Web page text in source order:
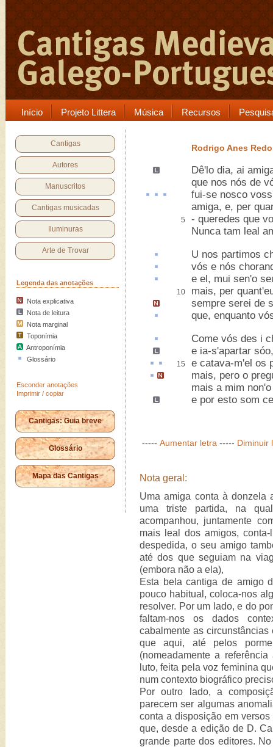
Início Projeto Littera Música Recursos
Cantigas
Autores
Manuscritos
Cantigas musicadas
Iluminuras
Arte de Trovar
Legenda das anotações
Nota explicativa
Nota de leitura
Nota marginal
Toponímia
Antroponímia
Glossário
Esconder anotações
Imprimir / copiar
Cantigas: Guia breve
Glossário
Mapa das Cantigas
Rodrigo Anes
Dê'lo dia, ai
que nos nós de
fui-se nosco
amiga, e, per
5
- queredes que
Nunca tam leal
U nos partimos
vós e nós
e el, mui sen'o
10
mais, per
sempre serei de
que, enquanto
Come vós des i
e ia-s'apartar sóo,
15 e catava-m'el os
mais, pero o
mais a mim
e por esto som
----- Aumentar letra ----- Diminuir
Nota geral:
Uma amiga conta à donzela
uma triste partida, na
acompanhou, juntamente
mais leal dos amigos,
despedida, o seu amigo
até dos que seguiam na
(embora não a ela),
Esta bela cantiga de amigo
pouco habitual, coloca-nos
resolver. Por um lado, e do
faltam-nos os dados
cabalmente as
que aqui, até pelos
(nomeadamente a
luto, feita pela voz feminina
num contexto biográfico
Por outro lado, a
parecem ser algumas
conta a disposição em
que, desde a edição de D.
grande parte dos editores.